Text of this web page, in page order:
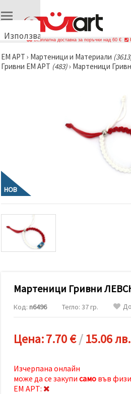
Използваме
🍪
Използваме
съгласие,
да
анализираме
трафика и
да
показваме
релевантно
съдържание
и реклами,
включително
за анализ
използваме
като
натиснеш
"Приеми
Безплатна доставка за поръчки над 60 €
ЕМ АРТ › Мартеници и Материали
Гривни ЕМ АРТ (483)› Мартеници
НОВ
Мартеници Гривни
Код: n6496 Тегло: 37 гр.
Цена:7.70 €/15.06 лв.
Изчерпана онлайн
може да се закупи само във
ЕМ АРТ: